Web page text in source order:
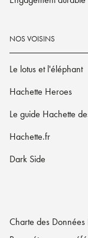
NOS VOISINS
Le lotus et l'éléphant
Hachette Heroes
Le guide Hachette
Hachette.fr
Dark Side
Charte des Données